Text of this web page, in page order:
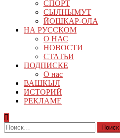
СПОРТ
СЫЛНЫМУТ
ЙОШКАР-ОЛА
НА РУССКОМ
О НАС
НОВОСТИ
СТАТЬИ
ПОДПИСКЕ
О нас
ВАШКЫЛ
ИСТОРИЙ
РЕКЛАМЕ
Найти: